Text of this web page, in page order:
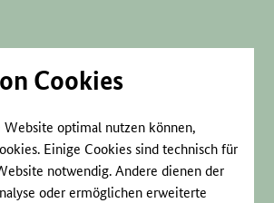
Cookies
Website optimal nutzen können,
Einige Cookies sind technisch für
notwendig. Andere dienen der
oder ermöglichen erweiterte